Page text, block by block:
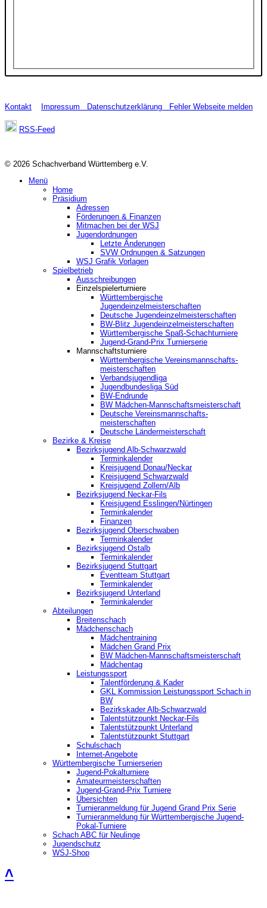
Kontakt Impressum Datenschutzerklärung Fehler Webseite melden
RSS-Feed
© 2026 Schachverband Württemberg e.V.
Menü
Home
Präsidium
Adressen
Förderungen & Finanzen
Mitmachen bei der WSJ
Jugendordnungen
Letzte Änderungen
SVW Ordnungen & Satzungen
WSJ Grafik Vorlagen
Spielbetrieb
Ausschreibungen
Einzelspielerturniere
Württembergische
Jugendeinzelmeisterschaften
Deutsche Jugendeinzelmeisterschaften
BW-Blitz Jugendeinzelmeisterschaften
Württembergische Spaß-Schachturniere
Jugend-Grand-Prix Turnierserie
Mannschaftsturniere
Württembergische Vereinsmannschafts-
meisterschaften
Verbandsjugendliga
Jugendbundesliga Süd
BW-Endrunde
BW Mädchen-Mannschaftsmeisterschaft
Deutsche Vereinsmannschafts-
meisterschaften
Deutsche Ländermeisterschaft
Bezirke & Kreise
Bezirksjugend Alb-Schwarzwald
Terminkalender
Kreisjugend Donau/Neckar
Kreisjugend Schwarzwald
Kreisjugend Zollern/Alb
Bezirksjugend Neckar-Fils
Kreisjugend ‎Esslingen/Nürtingen
Terminkalender
Finanzen
Bezirksjugend Oberschwaben
Terminkalender
Bezirksjugend Ostalb
Terminkalender
Bezirksjugend Stuttgart
‎Eventteam Stuttgart
Terminkalender
Bezirksjugend Unterland
Terminkalender
Abteilungen
Breitenschach
Mädchenschach
Mädchentraining
Mädchen Grand Prix
BW Mädchen-Mannschaftsmeisterschaft
Mädchentag
Leistungssport
Talentförderung & Kader
GKL Kommission Leistungssport Schach in
BW
Bezirkskader Alb-Schwarzwald
Talentstützpunkt Neckar-Fils
Talentstützpunkt Unterland
Talentstützpunkt Stuttgart
Schulschach
Internet-Angebote
Württembergische Turnierserien
Jugend-Pokalturniere
Amateurmeisterschaften
Jugend-Grand-Prix Turniere
Übersichten
Turnieranmeldung für Jugend Grand Prix Serie
Turnieranmeldung für Württembergische Jugend-
Pokal-Turniere
Schach ABC für Neulinge
Jugendschutz
WSJ-Shop
˄